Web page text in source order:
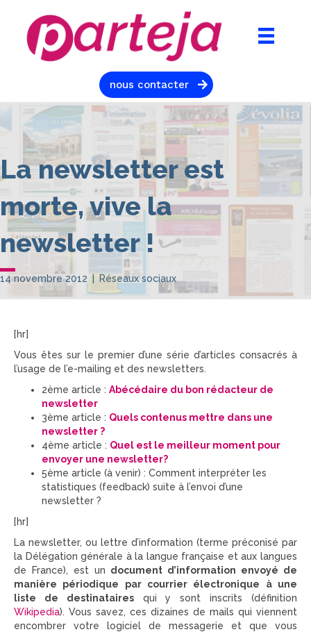
nous contacter
La newsletter est
morte, vive la
newsletter !
14 novembre 2012 Réseaux sociaux
[hr]
Vous êtes sur le premier d’une série d’articles consacrés à
l’usage de l’e-mailing et des newsletters.
2ème article : Abécédaire du bon rédacteur de
newsletter
3ème article : Quels contenus mettre dans une
newsletter ?
4ème article : Quel est le meilleur moment pour
envoyer une newsletter?
5ème article (à venir) : Comment interpréter les
statistiques (feedback) suite à l’envoi d’une
newsletter ?
[hr]
La newsletter, ou lettre d’information (terme préconisé par
la Délégation générale à la langue française et aux langues
de France), est un document d’information envoyé de
manière périodique par courrier électronique à une
liste de destinatairesqui y sont inscrits (définition
Wikipedia). Vous savez, ces dizaines de mails qui viennent
encombrer votre logiciel de messagerie et que vous